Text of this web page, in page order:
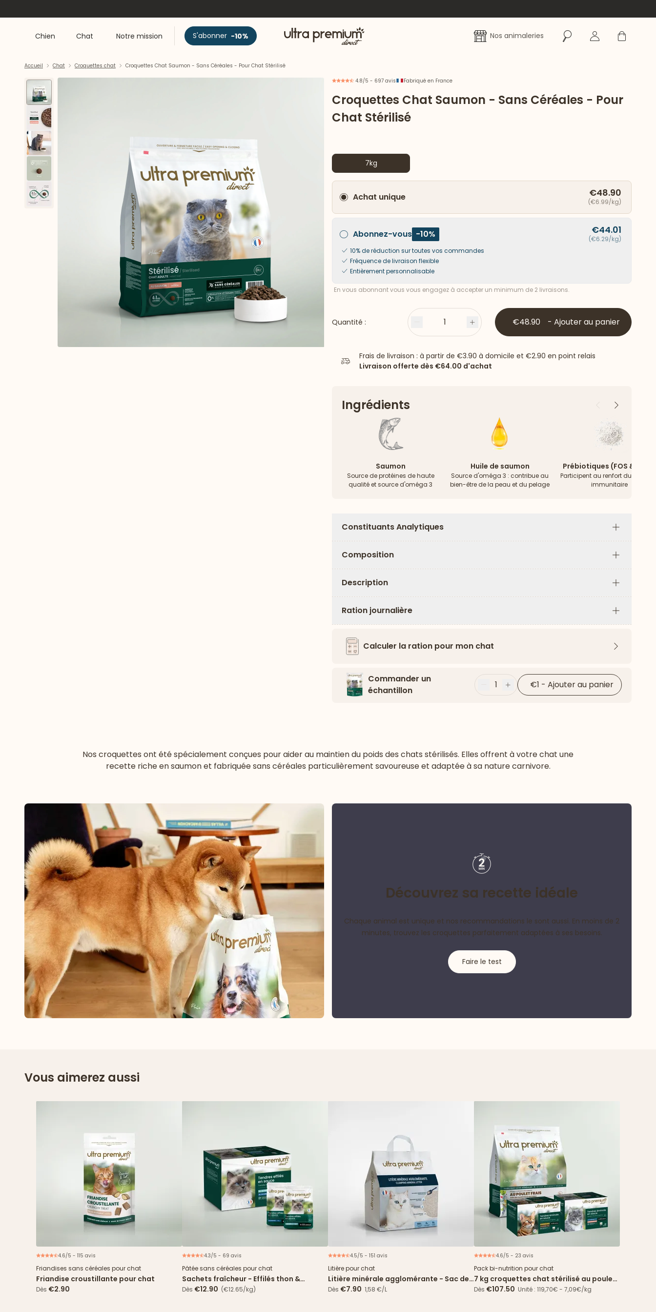
Chien Chat Notre mission S'abonner -10% Accueil Nos animaleries RechercherSe connecter
Panier
Accueil Chat Croquettes chat Croquettes Chat Saumon - Sans Céréales - Pour Chat Stérilisé
4.8/5 - 697 avis Fabriqué en France
Croquettes Chat Saumon - Sans Céréales - Pour
Chat Stérilisé
7kg
Achat unique €48.90
(€6.99/kg)
Abonnez-vous -10% €44.01
(€6.29/kg)
10% de réduction sur toutes vos commandes
Fréquence de livraison flexible
Entièrement personnalisable
En vous abonnant vous vous engagez à accepter un minimum de 2 livraisons.
Quantité : Moins 1 Plus €48.90 - Ajouter au panier
Frais de livraison : à partir de €3.90 à domicile et €2.90 en point relais
Livraison offerte dès €64.00 d'achat
Ingrédients PrécédentSuivant
Saumon
Source de protéines de haute
qualité et source d'oméga 3
Huile de saumon
Source d'oméga 3 : contribue au
bien-être de la peau et du pelage
Prébiotiques (FOS & MOS)
Participent au renfort du
immunitaire
Constituants Analytiques
Plus
Composition
Plus
Description
Plus
Ration journalière
Plus
Calculer la ration pour mon chat
Commander un
échantillon
Moins
1 Plus €1 - Ajouter au panier
Nos croquettes ont été spécialement conçues pour aider au maintien du poids des chats stérilisés. Elles offrent à votre chat une
recette riche en saumon et fabriquée sans céréales particulièrement savoureuse et adaptée à sa nature carnivore.
Découvrez sa recette idéale
Chaque animal est unique et nos recommandations le sont aussi. En moins de 2
minutes, trouvez les croquettes parfaitement adaptées à ses besoins.
Faire le test
Vous aimerez aussi
4.6/5 - 115 avis
Friandises sans céréales pour chat
Friandise croustillante pour chat
Dès €2.90
4.3/5 - 69 avis
Pâtée sans céréales pour chat
Sachets fraîcheur - Effilés thon &
cabillaud en sauce
Dès €12.90 (€12.65/kg)
4.5/5 - 151 avis
Litière pour chat
Litière minérale agglomérante - Sac de
5L
Dès €7.90 1,58 €/L
4.6/5 - 23 avis
Pack bi-nutrition pour chat
7 kg croquettes chat stérilisé au poulet
frais + 96 sachets
Dès €107.50 Unité : 119,70€ - 7,09€/kg